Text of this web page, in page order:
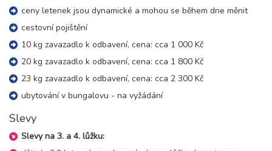
ceny letenek jsou dynamické a mohou se během dne měnit
cestovní pojištění
10 kg zavazadlo k odbavení, cena: cca 1 000 Kč
20 kg zavazadlo k odbavení, cena: cca 1 800 Kč
23 kg zavazadlo k odbavení, cena: cca 2 300 Kč
ubytování v bungalovu - na vyžádání
Slevy
Slevy na 3. a 4. lůžku: